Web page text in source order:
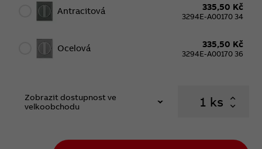
Antracitová 335,50 Kč
3294E-A00170 34
Ocelová 335,50 Kč
3294E-A00170 36
Zobrazit dostupnost ve
velkoobchodu
ks